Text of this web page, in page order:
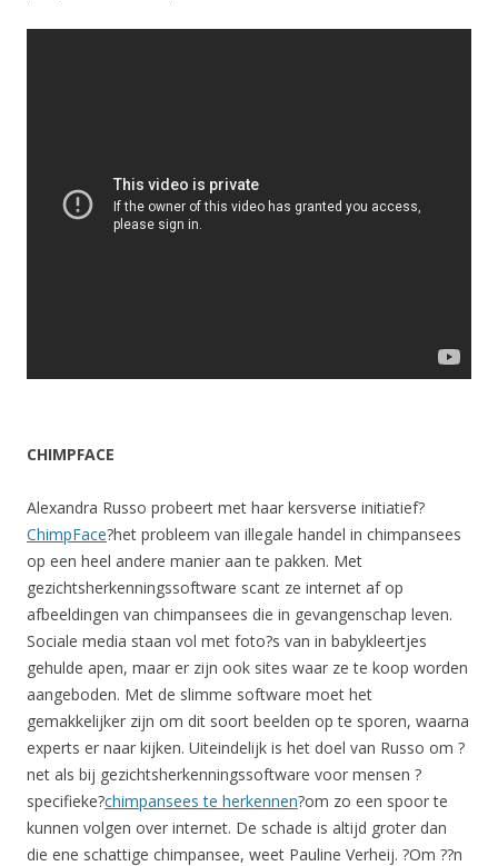
CHIMPFACE
Alexandra Russo probeert met haar kersverse initiatief?
ChimpFace?het probleem van illegale handel in chimpansees
op een heel andere manier aan te pakken. Met
gezichtsherkenningssoftware scant ze internet af op
afbeeldingen van chimpansees die in gevangenschap leven.
Sociale media staan vol met foto?s van in babykleertjes
gehulde apen, maar er zijn ook sites waar ze te koop worden
aangeboden. Met de slimme software moet het
gemakkelijker zijn om dit soort beelden op te sporen, waarna
experts er naar kijken. Uiteindelijk is het doel van Russo om ?
net als bij gezichtsherkenningssoftware voor mensen ?
specifieke?chimpansees te herkennen?om zo een spoor te
kunnen volgen over internet. De schade is altijd groter dan
die ene schattige chimpansee, weet Pauline Verheij. ?Om ??n